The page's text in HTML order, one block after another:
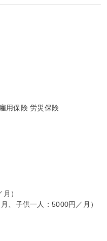
用保険 労災保険
）
、子供一人：5000円／月）